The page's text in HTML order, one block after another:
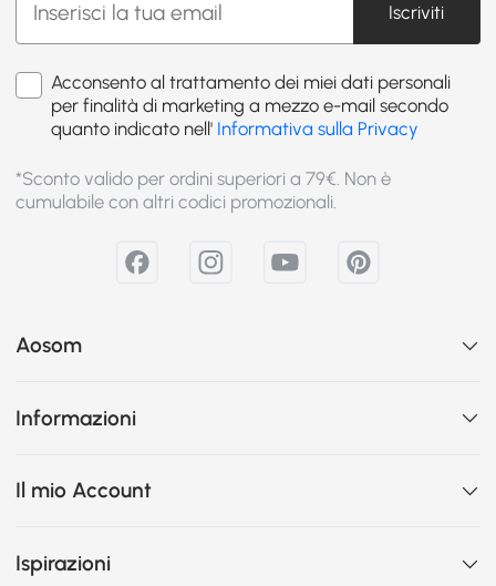
Iscriviti
Acconsento al trattamento dei miei dati personali
per finalità di marketing a mezzo e-mail secondo
quanto indicato nell' Informativa sulla Privacy
*Sconto valido per ordini superiori a 79€. Non è
cumulabile con altri codici promozionali.
Aosom
Informazioni
Il mio Account
Ispirazioni